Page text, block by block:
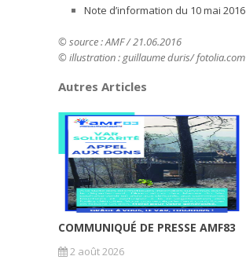
Note d’information du 10 mai 2016
© source : AMF / 21.06.2016
© illustration : guillaume duris/ fotolia.com
Autres Articles
COMMUNIQUÉ DE PRESSE AMF83
2 août 2026